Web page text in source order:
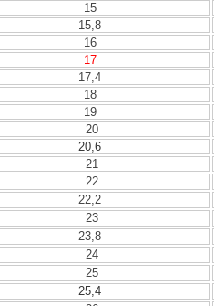
15
15,8
16
17
17,4
18
19
20
20,6
21
22
22,2
23
23,8
24
25
25,4